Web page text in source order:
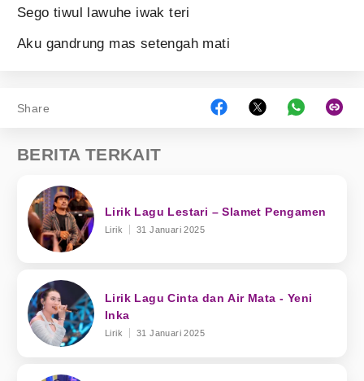
Sego tiwul lawuhe iwak teri
Aku gandrung mas setengah mati
Share
BERITA TERKAIT
Lirik Lagu Lestari – Slamet Pengamen
Lirik 31 Januari 2025
Lirik Lagu Cinta dan Air Mata - Yeni
Inka
Lirik 31 Januari 2025